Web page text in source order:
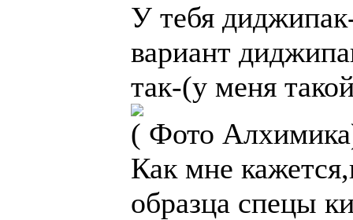
У тебя
вариант
так-(у меня
( Фото
Как мне
образца спецы